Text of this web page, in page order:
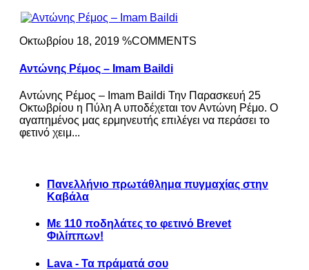
Οκτωβρίου 18, 2019 %COMMENTS
Αντώνης Ρέμος – Imam Baildi
Αντώνης Ρέμος – Imam Baildi Την Παρασκευή 25
Οκτωβρίου η Πύλη Α υποδέχεται τον Αντώνη Ρέμο. Ο
αγαπημένος μας ερμηνευτής επιλέγει να περάσει το
φετινό χειμ...
Πανελλήνιο πρωτάθλημα πυγμαχίας στην
Καβάλα
Με 110 ποδηλάτες το φετινό Brevet
Φιλίππων!
Lava - Τα πράματά σου